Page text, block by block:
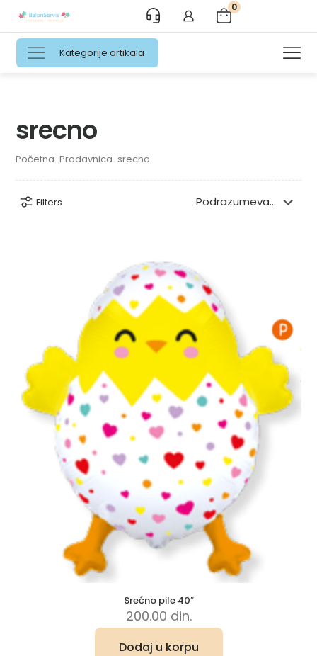
0
Kategorije artikala
srecno
Početna-Prodavnica-srecno
Filters
Srećno pile 40″
200.00 din.
Dodaj u korpu